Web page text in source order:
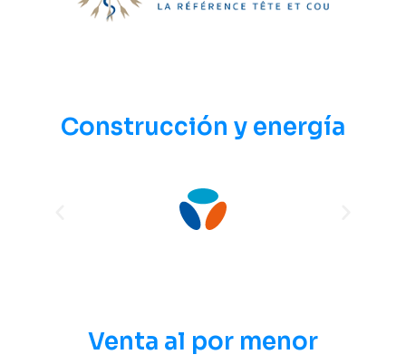
Construcción y energía
Venta al por menor